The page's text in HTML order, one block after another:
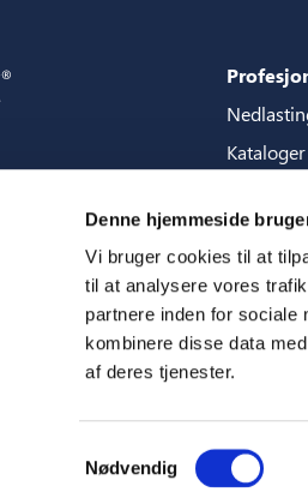
Denne hjemmeside
Vi bruger cookies til at
til at analysere vores
partnere inden for sociale
kombinere disse data
af deres tjenester.
Samtykkevalg
Nødvendig
Kataloger
3D filer
Presse
Messer